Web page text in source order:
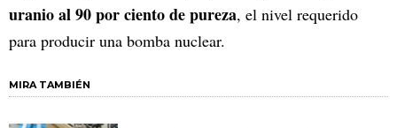
uranio al 90 por ciento de pureza, el nivel requerido
para producir una bomba nuclear.
MIRA TAMBIÉN